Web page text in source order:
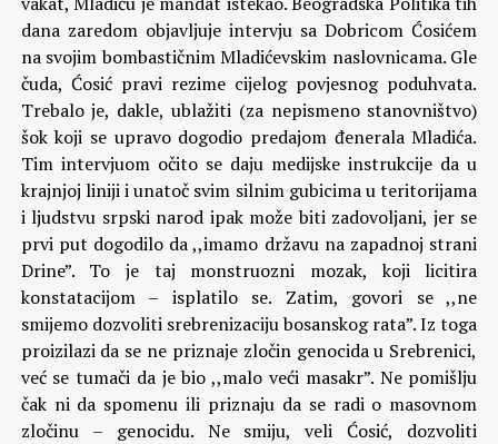
dana zaredom objavljuje intervju sa Dobricom Ćosićem
na svojim bombastičnim Mladićevskim naslovnicama. Gle
čuda, Ćosić pravi rezime cijelog povjesnog poduhvata.
Trebalo je, dakle, ublažiti (za nepismeno stanovništvo)
šok koji se upravo dogodio predajom đenerala Mladića.
Tim intervjuom očito se daju medijske instrukcije da u
krajnjoj liniji i unatoč svim silnim gubicima u teritorijama
i ljudstvu srpski narod ipak može biti zadovoljani, jer se
prvi put dogodilo da ,,imamo državu na zapadnoj strani
Drine”. To je taj monstruozni mozak, koji licitira
konstatacijom – isplatilo se. Zatim, govori se ,,ne
smijemo dozvoliti srebrenizaciju bosanskog rata”. Iz toga
proizilazi da se ne priznaje zločin genocida u Srebrenici,
već se tumači da je bio ,,malo veći masakr”. Ne pomišlju
čak ni da spomenu ili priznaju da se radi o masovnom
zločinu – genocidu. Ne smiju, veli Ćosić, dozvoliti